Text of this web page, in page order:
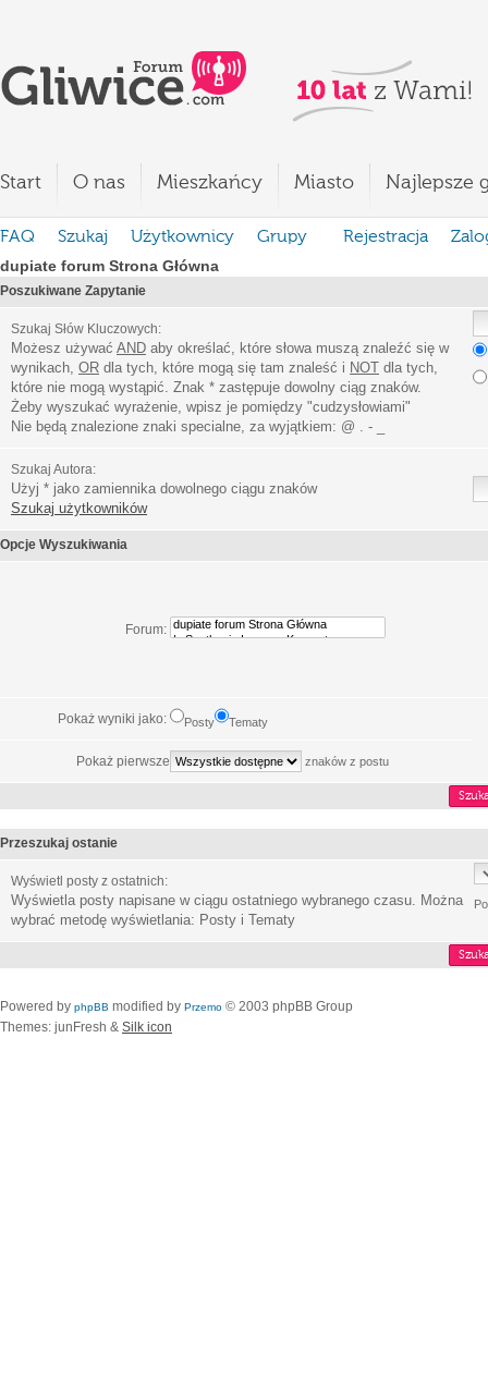
Start O nas Mieszkańcy Miasto Najlepsze
FAQ Szukaj Użytkownicy Grupy Rejestracja
dupiate forum Strona Główna
Poszukiwane Zapytanie
Szukaj Słów Kluczowych:
Możesz używać AND aby określać, które słowa muszą znaleźć się w
wynikach, OR dla tych, które mogą się tam znaleść i NOT dla tych,
które nie mogą wystąpić. Znak * zastępuje dowolny ciąg znaków.
Żeby wyszukać wyrażenie, wpisz je pomiędzy "cudzysłowiami"
Nie będą znalezione znaki specialne, za wyjątkiem: @ . - _
Szukaj Autora:
Użyj * jako zamiennika dowolnego ciągu znaków
Szukaj użytkowników
Opcje Wyszukiwania
Forum:
Pokaż wyniki jako: Posty Tematy
Pokaż pierwsze znaków z postu
Przeszukaj ostanie
Wyświetl posty z ostatnich:
Wyświetla posty napisane w ciągu ostatniego wybranego czasu. Można
wybrać metodę wyświetlania: Posty i Tematy
Powered by phpBB modified by Przemo © 2003 phpBB Group
Themes: junFresh & Silk icon